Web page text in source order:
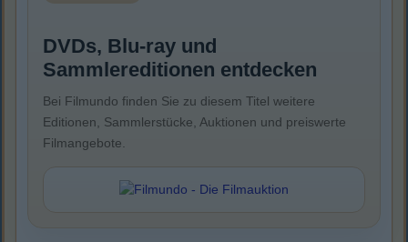
DVDs, Blu-ray und
Sammlereditionen entdecken
Bei Filmundo finden Sie zu diesem Titel weitere
Editionen, Sammlerstücke, Auktionen und preiswerte
Filmangebote.